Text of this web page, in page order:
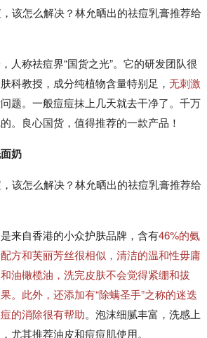
人称祛痘界“国货之光”。它的研发团队很
科教授，成分纯植物含量特别足，无刺激
题。一般痘痘抹上几天就去干净了。千万
。良心国货，值得推荐的一款产品！
奶
来自香港的小众护肤品牌，含有46%的氨
方和芙丽芳丝很相似，清洁的温和性毋庸
油橄榄油，洗完皮肤不会觉得紧绷和拔
。此外，还添加有“除螨圣手”之称的迷迭
的消除很有帮助。泡沫细腻丰富，洗感上
尤其推荐油皮和痘痘肌使用。